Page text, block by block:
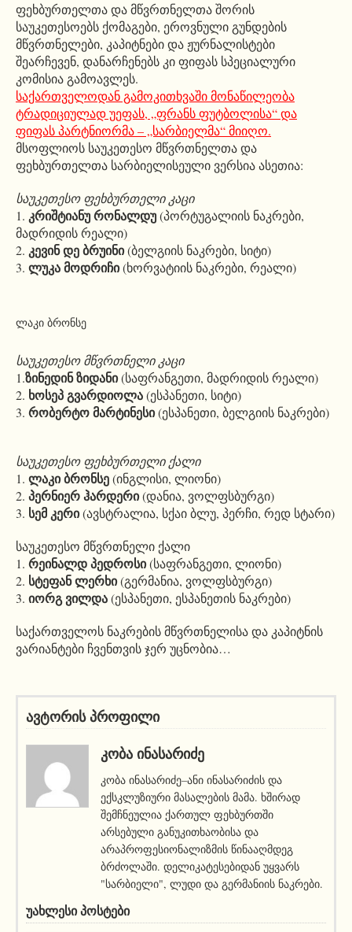
ფეხბურთელთა და მწვრთნელთა შორის
საუკეთესოებს ქომაგები, ეროვნული გუნდების
მწვრთნელები, კაპიტნები და ჟურნალისტები
შეარჩევენ, დანარჩენებს კი ფიფას სპეციალური
კომისია გამოავლეს.
საქართველოდან გამოკითხვაში მონაწილეობა
ტრადიციულად უეფას, „ფრანს ფუტბოლისა“ და
ფიფას პარტნიორმა – „სარბიელმა“ მიიღო.
მსოფლიოს საუკეთესო მწვრთნელთა და
ფეხბურთელთა სარბიელისეული ვერსია ასეთია:
საუკეთესო ფეხბურთელი კაცი
1. კრიშტიანუ რონალდუ(პორტუგალიის ნაკრები,
მადრიდის რეალი)
2. კევინ დე ბრუინი(ბელგიის ნაკრები, სიტი)
3. ლუკა მოდრიჩი(ხორვატიის ნაკრები, რეალი)
ლაკი ბრონსე
საუკეთესო მწვრთნელი კაცი
1.ზინედინ ზიდანი(საფრანგეთი, მადრიდის რეალი)
2. ხოსეპ გვარდიოლა(ესპანეთი, სიტი)
3. რობერტო მარტინესი(ესპანეთი, ბელგიის ნაკრები)
საუკეთესო ფეხბურთელი ქალი
1. ლაკი ბრონსე(ინგლისი, ლიონი)
2. პერნიერ ჰარდერი(დანია, ვოლფსბურგი)
3. სემ კერი(ავსტრალია, სქაი ბლუ, პერჩი, რედ სტარი)
საუკეთესო მწვრთნელი ქალი
1. რეინალდ პედროსი(საფრანგეთი, ლიონი)
2. სტეფან ლერხი(გერმანია, ვოლფსბურგი)
3. იორგ ვილდა(ესპანეთი, ესპანეთის ნაკრები)
საქართველოს ნაკრების მწვრთნელისა და კაპიტნის
ვარიანტები ჩვენთვის ჯერ უცნობია…
ავტორის პროფილი
ᲙᲝᲑᲐ ᲘᲜᲐᲡᲐᲠᲘᲫᲔ
კობა ინასარიძე–ანი ინასარიძის და
ექსკლუზიური მასალების მამა. ხშირად
შემჩნეულია ქართულ ფეხბურთში
არსებული განუკითხაობისა და
არაპროფესიონალიზმის წინააღმდეგ
ბრძოლაში. დელიკატესებიდან უყვარს
"სარბიელი", ლუდი და გერმანიის ნაკრები.
ᲣᲐᲮᲚᲔᲡᲘ ᲞᲝᲡᲢᲔᲑᲘ